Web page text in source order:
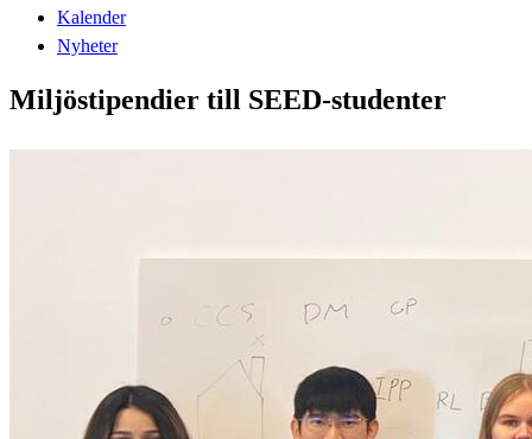
Kalender
Nyheter
Miljöstipendier till SEED-studenter